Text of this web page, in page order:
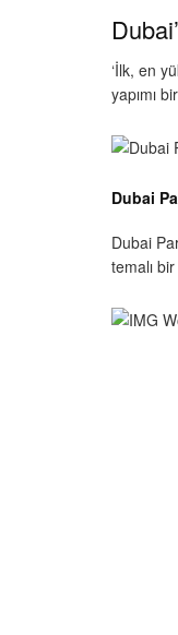
‘İlk, en
yapımı
Dubai
Dubai
temalı